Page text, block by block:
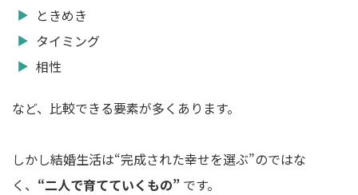
ときめき
タイミング
相性
など、比較できる要素が多くあります。
しかし結婚生活は“完成された幸せを選ぶ”のではな
く、 “二人で育てていくもの” です。